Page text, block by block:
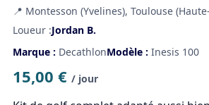
📍 Montesson (Yvelines), Toulouse
Loueur :Jordan B.
Marque : DecathlonModèle : Inesis 100
15,00 € / jour